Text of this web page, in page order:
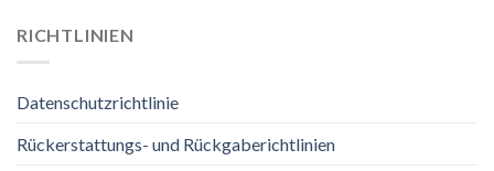
RICHTLINIEN
Datenschutzrichtlinie
Rückerstattungs- und Rückgaberichtlinien